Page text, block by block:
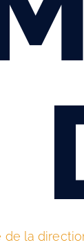
de la